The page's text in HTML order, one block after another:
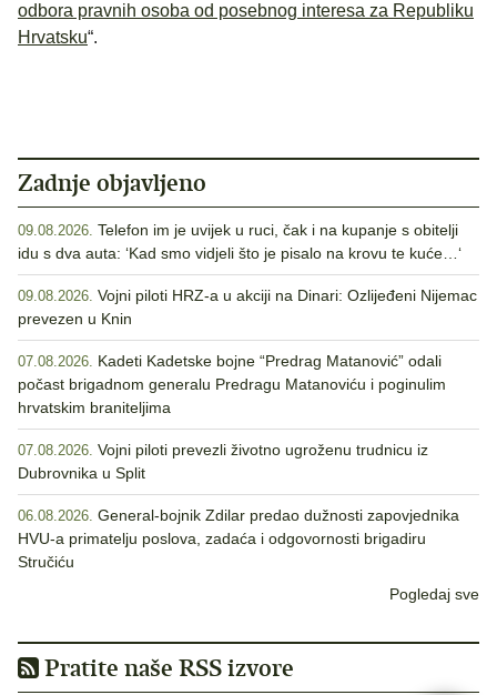
odbora pravnih osoba od posebnog interesa za Republiku
Hrvatsku“.
Zadnje objavljeno
09.08.2026. Telefon im je uvijek u ruci, čak i na kupanje s obitelji
idu s dva auta: ‘Kad smo vidjeli što je pisalo na krovu te kuće…‘
09.08.2026. Vojni piloti HRZ-a u akciji na Dinari: Ozlijeđeni Nijemac
prevezen u Knin
07.08.2026. Kadeti Kadetske bojne “Predrag Matanović” odali
počast brigadnom generalu Predragu Matanoviću i poginulim
hrvatskim braniteljima
07.08.2026. Vojni piloti prevezli životno ugroženu trudnicu iz
Dubrovnika u Split
06.08.2026. General-bojnik Zdilar predao dužnosti zapovjednika
HVU-a primatelju poslova, zadaća i odgovornosti brigadiru
Stručiću
Pogledaj sve
Pratite naše RSS izvore